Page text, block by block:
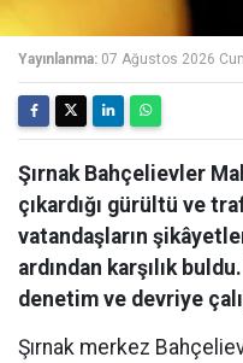
Yayınlanma: 07 Ağustos 2026
Şırnak Bahçelievler
çıkardığı gürültü ve
vatandaşların
ardından karşılık
denetim ve devriye
Şırnak merkez